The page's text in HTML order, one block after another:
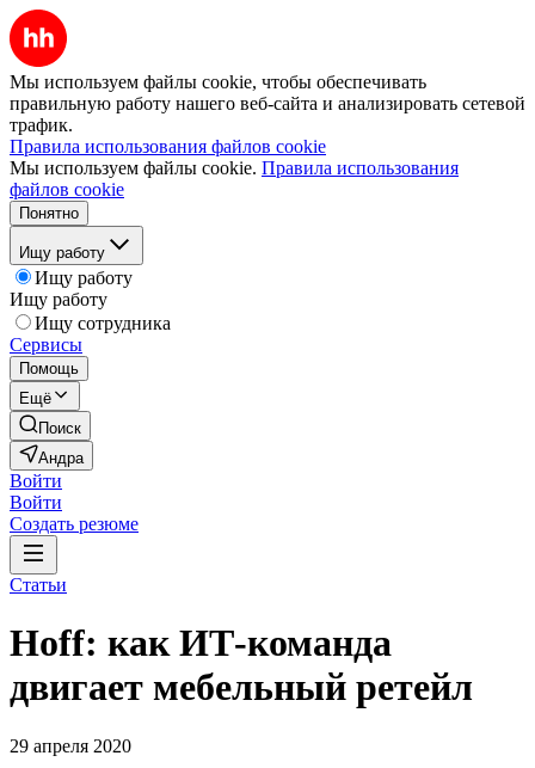
Мы используем файлы cookie, чтобы обеспечивать
правильную работу нашего веб-сайта и анализировать сетевой
трафик.
Правила использования файлов cookie
Мы используем файлы cookie. Правила использования
файлов cookie
Понятно
Ищу работу
Ищу работу
Ищу работу
Ищу сотрудника
Сервисы
Помощь
Ещё
Поиск
Андра
Войти
Войти
Создать резюме
Статьи
Hoff: как ИТ-команда
двигает мебельный ретейл
29 апреля 2020